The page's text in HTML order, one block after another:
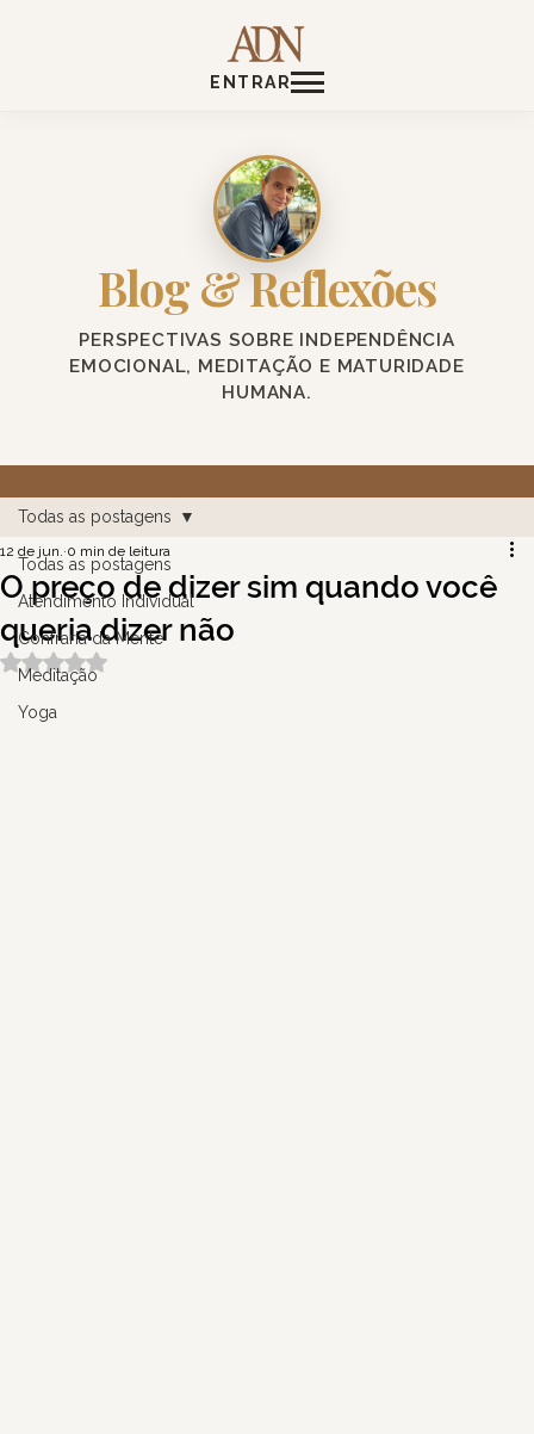
Blog & Reflexões
PERSPECTIVAS SOBRE INDEPENDÊNCIA
EMOCIONAL, MEDITAÇÃO E MATURIDADE
HUMANA.
ENTRAR
Todas as postagens
Atendimento Individual
Confraria da Mente
Meditação
Yoga
Todas as postagens
O preço de dizer sim quando você
queria dizer não
12 de jun. 0 min de leitura
Avaliado com NaN de 5 estrelas.